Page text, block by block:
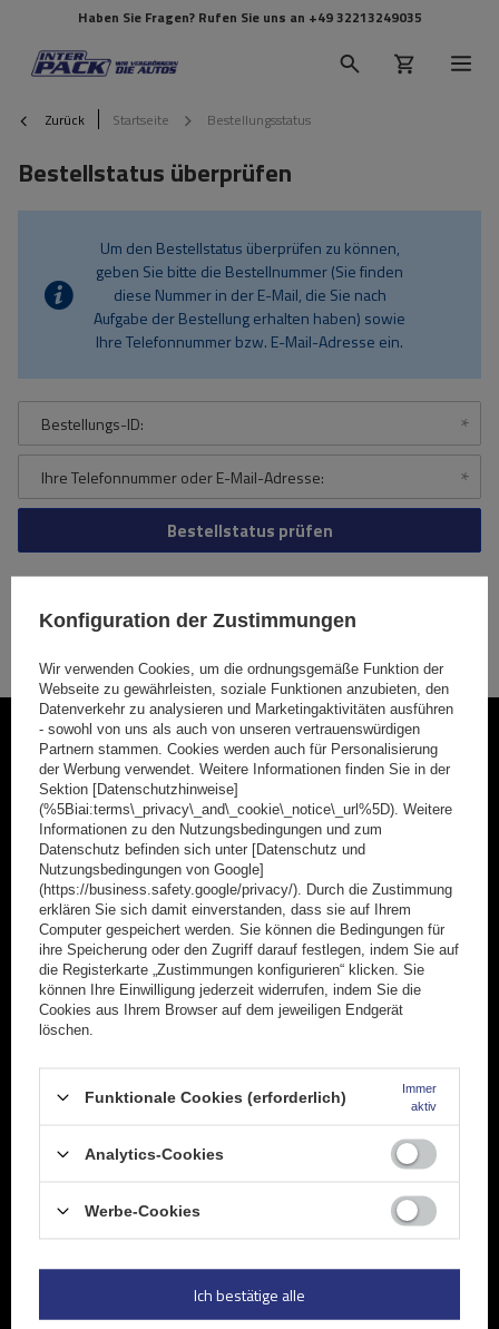
Haben Sie Fragen? Rufen Sie uns an +49 32213249035
Zurück Startseite Bestellungsstatus
Bestellstatus überprüfen
Um den Bestellstatus überprüfen zu können,
geben Sie bitte die Bestellnummer (Sie finden
diese Nummer in der E-Mail, die Sie nach
Aufgabe der Bestellung erhalten haben) sowie
Ihre Telefonnummer bzw. E-Mail-Adresse ein.
Bestellungs-ID:
Ihre Telefonnummer oder E-Mail-Adresse:
Bestellstatus prüfen
Bestellungen wechseln
Werden Sie Mitglied
Abonnieren Sie unseren Newsletter, um regelmäßig über
Neuigkeiten und Sonderangebote informiert zu werden.
Geben Sie Ihre E-Mail
Kontaktformular Ich stimme der Verarbeitung meiner im Kontaktformular enthaltenen personenbezogenen Daten gemäß der Verordnung (EU) des Europäischen Parlaments und des Rates zu.
Anmelden
Konfiguration der Zustimmungen
Wir verwenden Cookies, um die ordnungsgemäße Funktion der
Webseite zu gewährleisten, soziale Funktionen anzubieten, den
Datenverkehr zu analysieren und Marketingaktivitäten ausführen
- sowohl von uns als auch von unseren vertrauenswürdigen
Partnern stammen. Cookies werden auch für Personalisierung
der Werbung verwendet. Weitere Informationen finden Sie in der
Sektion [Datenschutzhinweise]
(%5Biai:terms\_privacy\_and\_cookie\_notice\_url%5D). Weitere
Informationen zu den Nutzungsbedingungen und zum
Datenschutz befinden sich unter [Datenschutz und
Nutzungsbedingungen von Google]
(https://business.safety.google/privacy/). Durch die Zustimmung
erklären Sie sich damit einverstanden, dass sie auf Ihrem
Computer gespeichert werden. Sie können die Bedingungen für
ihre Speicherung oder den Zugriff darauf festlegen, indem Sie auf
die Registerkarte „Zustimmungen konfigurieren“ klicken. Sie
können Ihre Einwilligung jederzeit widerrufen, indem Sie die
Cookies aus Ihrem Browser auf dem jeweiligen Endgerät
löschen.
Funktionale Cookies (erforderlich)
Immer
aktiv
Analytics-Cookies
Werbe-Cookies
Ich bestätige alle